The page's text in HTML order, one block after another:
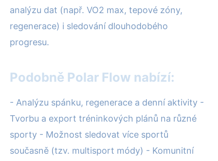
analýzu dat (např. VO2 max, tepové zóny,
regenerace) i sledování dlouhodobého
progresu.
Podobně Polar Flow nabízí:
- Analýzu spánku, regenerace a denní aktivity -
Tvorbu a export tréninkových plánů na různé
sporty - Možnost sledovat více sportů
současně (tzv. multisport módy) - Komunitní